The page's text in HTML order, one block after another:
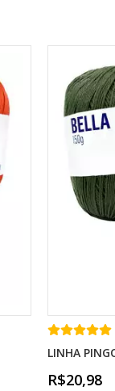
LINHA
R$20,98